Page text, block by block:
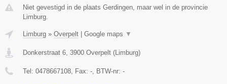
Niet gevestigd in de plaats Gerdingen, maar wel in de provincie
Limburg.
Limburg » Overpelt Google maps ▼
Donkerstraat 6, 3900 Overpelt (Limburg)
Tel: 0478667108, Fax: -, BTW-nr: -